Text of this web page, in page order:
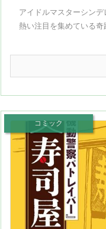
アイドルマスターシン
熱い注目を集めている奇
コミック